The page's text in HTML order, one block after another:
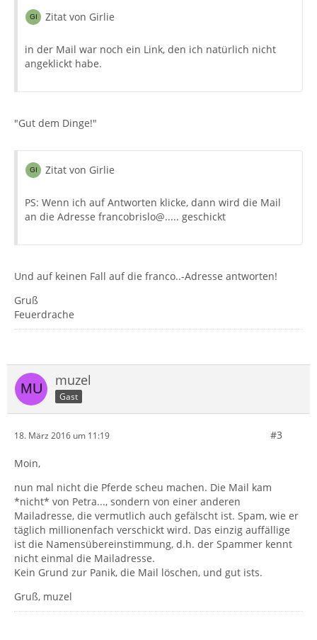
Zitat von Girlie
in der Mail war noch ein Link, den ich natürlich nicht
angeklickt habe.
"Gut dem Dinge!"
Zitat von Girlie
PS: Wenn ich auf Antworten klicke, dann wird die Mail
an die Adresse francobrislo@..... geschickt
Und auf keinen Fall auf die franco..-Adresse antworten!
Gruß
Feuerdrache
muzel
Gast
18. März 2016 um 11:19 #3
Moin,
nun mal nicht die Pferde scheu machen. Die Mail kam
*nicht* von Petra..., sondern von einer anderen
Mailadresse, die vermutlich auch gefälscht ist. Spam, wie er
täglich millionenfach verschickt wird. Das einzig auffällige
ist die Namensübereinstimmung, d.h. der Spammer kennt
nicht einmal die Mailadresse.
Kein Grund zur Panik, die Mail löschen, und gut ists.
Gruß, muzel